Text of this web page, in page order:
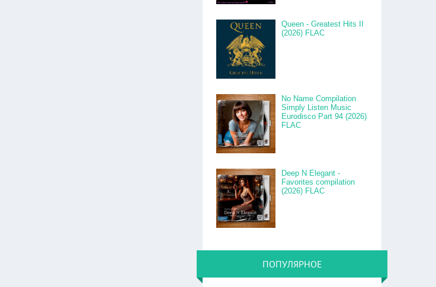
Queen - Greatest Hits II
(2026) FLAC
No Name Compilation
Simply Listen Music
Eurodisco Part 94 (2026)
FLAC
Deep N Elegant -
Favorites compilation
(2026) FLAC
ПОПУЛЯРНОЕ